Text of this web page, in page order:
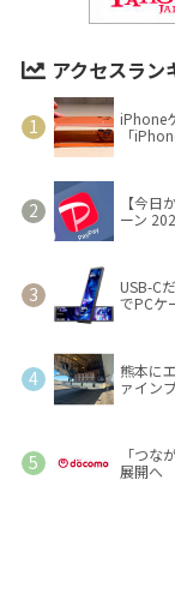
アクセスラン
iPhone
「
【今
ーン
USB-C
でPCケ
熊本に
ァイン
「つ
展開へ